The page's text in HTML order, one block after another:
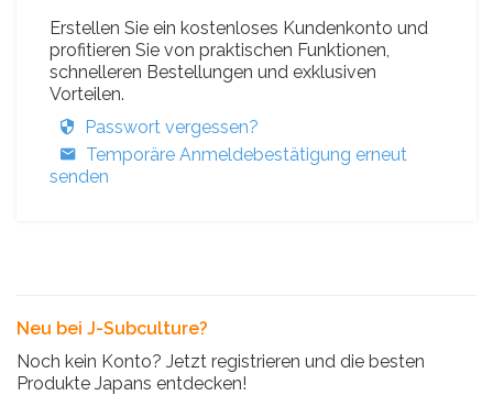
Erstellen Sie ein kostenloses Kundenkonto und
profitieren Sie von praktischen Funktionen,
schnelleren Bestellungen und exklusiven
Vorteilen.
Passwort vergessen?
Temporäre Anmeldebestätigung erneut
senden
Neu bei J-Subculture?
Noch kein Konto? Jetzt registrieren und die besten
Produkte Japans entdecken!